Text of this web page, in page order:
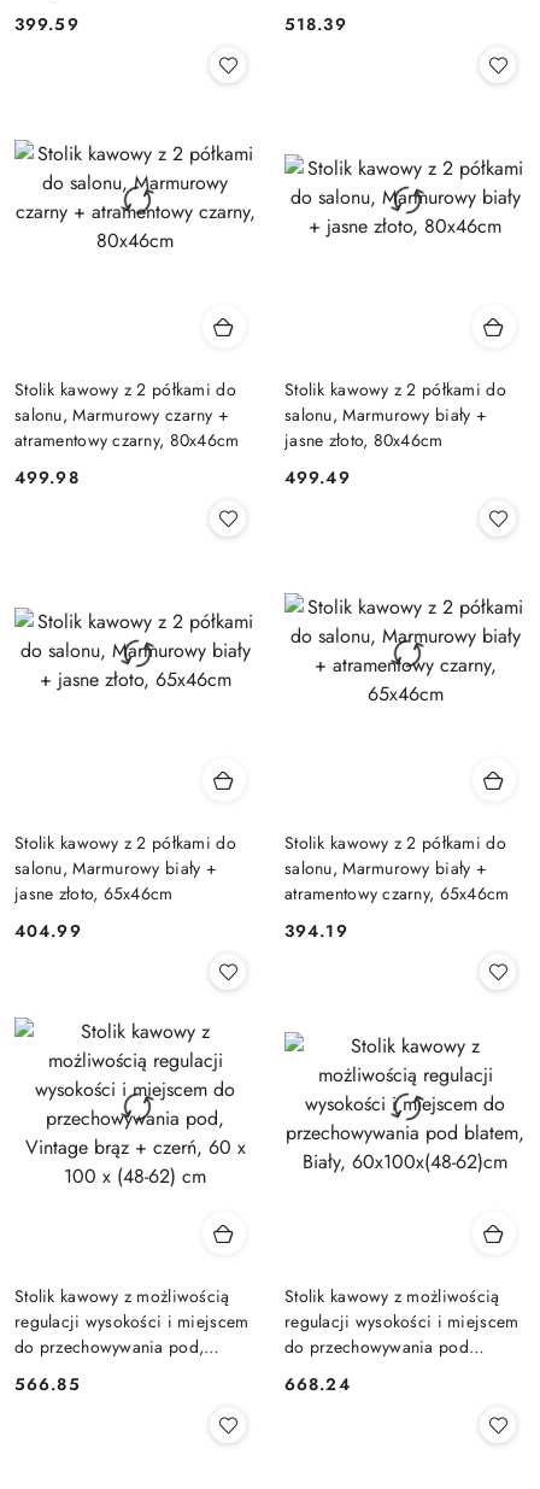
Cena:
399.59 Cena:
518.39
Stolik kawowy z 2 półkami do
salonu, Marmurowy czarny +
atramentowy czarny, 80x46cm
Cena:
499.98
Stolik kawowy z 2 półkami do
salonu, Marmurowy biały +
jasne złoto, 80x46cm
Cena:
499.49
Stolik kawowy z 2 półkami do
salonu, Marmurowy biały +
jasne złoto, 65x46cm
Cena:
404.99
Stolik kawowy z 2 półkami do
salonu, Marmurowy biały +
atramentowy czarny, 65x46cm
Cena:
394.19
Stolik kawowy z możliwością
regulacji wysokości i miejscem
do przechowywania pod,
x (48-62) cm
Cena:
566.85
Stolik kawowy z możliwością
regulacji wysokości i miejscem
do przechowywania pod
62)cm
Cena:
668.24